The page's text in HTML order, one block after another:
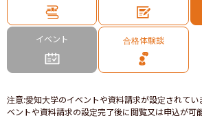
イベント 合格体験談
注意:愛知大学のイベントや資料請求が設定されてい
ベントや資料請求の設定完了後に閲覧又は申込が可